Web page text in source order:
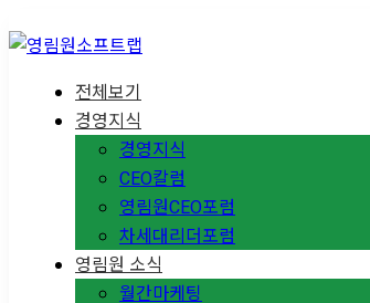
전체보기
경영지식
경영지식
CEO칼럼
영림원CEO포럼
차세대리더포럼
영림원 소식
월간마케팅